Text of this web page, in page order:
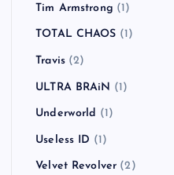
Tim Armstrong (1)
TOTAL CHAOS (1)
Travis(2)
ULTRA BRAiN (1)
Underworld (1)
Useless ID (1)
Velvet Revolver (2)